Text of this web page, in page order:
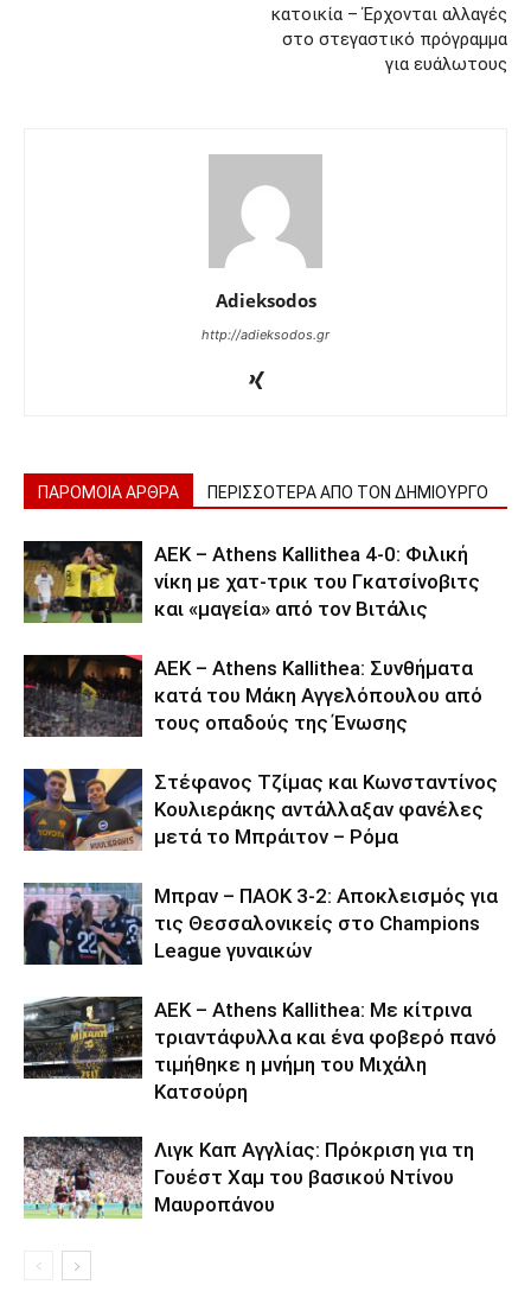
κατοικία – Έρχονται αλλαγές
στο στεγαστικό πρόγραμμα
για ευάλωτους
Adieksodos
http://adieksodos.gr
ΠΑΡΟΜΟΙΑ ΑΡΘΡΑ ΠΕΡΙΣΣΟΤΕΡΑ ΑΠΟ ΤΟΝ ΔΗΜΙΟΥΡΓΟ
ΑΕΚ – Athens Kallithea 4-0: Φιλική
νίκη με χατ-τρικ του Γκατσίνοβιτς
και «μαγεία» από τον Βιτάλις
ΑΕΚ – Athens Kallithea: Συνθήματα
κατά του Μάκη Αγγελόπουλου από
τους οπαδούς της Ένωσης
Στέφανος Τζίμας και Κωνσταντίνος
Κουλιεράκης αντάλλαξαν φανέλες
μετά το Μπράιτον – Ρόμα
Μπραν – ΠΑΟΚ 3-2: Αποκλεισμός για
τις Θεσσαλονικείς στο Champions
League γυναικών
ΑΕΚ – Athens Kallithea: Με κίτρινα
τριαντάφυλλα και ένα φοβερό πανό
τιμήθηκε η μνήμη του Μιχάλη
Κατσούρη
Λιγκ Καπ Αγγλίας: Πρόκριση για τη
Γουέστ Χαμ του βασικού Ντίνου
Μαυροπάνου